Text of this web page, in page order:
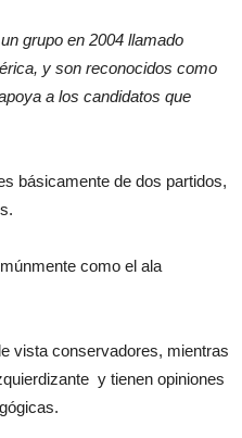
grupo en 2004 llamado
y son reconocidos como
a los candidatos que
básicamente de dos partidos,
como el ala
vista conservadores, mientras
y tienen opiniones